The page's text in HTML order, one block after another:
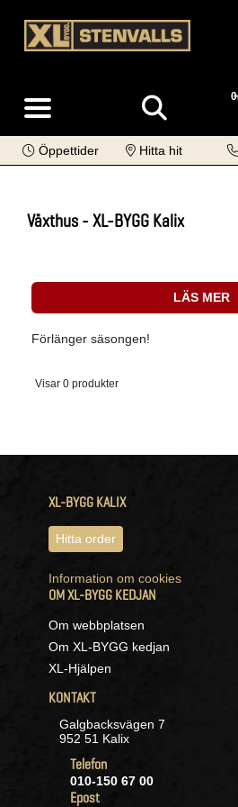
0
Öppettider Hitta hit
Växthus - XL-BYGG Kalix
LÄS MER
Förlänger säsongen!
Visar 0 produkter
XL-BYGG KALIX
Hitta order
Information om cookies
OM XL-BYGG KEDJAN
Om webbplatsen
Om XL-BYGG kedjan
XL-Hjälpen
KONTAKT
Galgbacksvägen 7
952 51 Kalix
Telefon
010-150 67 00
Epost